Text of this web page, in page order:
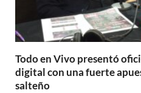
Todo en Vivo presentó
digital con una fuerte
salteño